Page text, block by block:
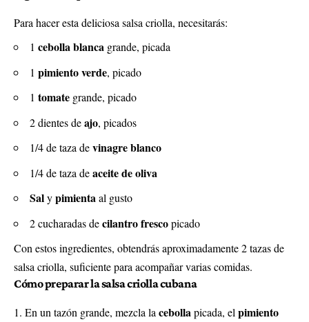
Para hacer esta deliciosa salsa criolla, necesitarás:
1 cebolla blanca grande, picada
1 pimiento verde, picado
1 tomate grande, picado
2 dientes deajo, picados
1/4 de taza devinagre blanco
1/4 de taza deaceite de oliva
Salypimientaal gusto
2 cucharadas decilantro frescopicado
Con estos ingredientes, obtendrás aproximadamente 2 tazas de
salsa criolla, suficiente para acompañar varias comidas.
Cómo preparar la salsa criolla cubana
En un tazón grande, mezcla la cebollapicada, el pimiento